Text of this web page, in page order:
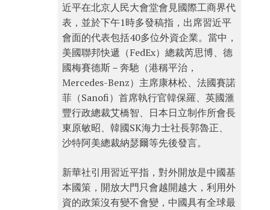
近平在北京人民大會堂會見國際工商界代
表，並於下午1時多發稿指，出席習近平
會面的代表包括40多位外資企業。當中，
美國聯邦快遞（FedEx）總裁芮思博、德
國梅賽德斯－奔馳（港稱平治，
Mercedes-Benz）主席康林松、法國賽諾
菲（Sanofi）首席執行官韓保羅、英國滙
豐行政總裁艾橋智、日本日立制作所會長
東原敏昭、韓國SK海力士社長郭魯正、
沙特阿美總裁納瑟爾等先後發言。
新華社引用習近平指，對外開放是中國基
本國策，開放大門只會越開越大，利用外
資的政策沒有變不會變，中國具有全球最